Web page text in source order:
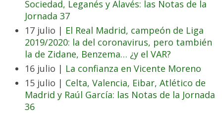
Sociedad, Leganés y Alavés: las Notas de la
Jornada 37
17 julio | El Real Madrid, campeón de Liga
2019/2020: la del coronavirus, pero también
la de Zidane, Benzema… ¿y el VAR?
16 julio | La confianza en Vicente Moreno
15 julio | Celta, Valencia, Eibar, Atlético de
Madrid y Raúl García: las Notas de la Jornada
36